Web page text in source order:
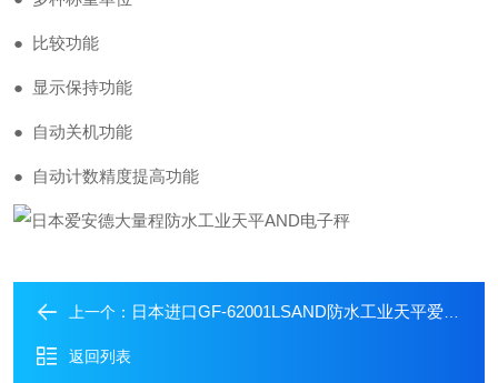
● 比较功能
● 显示保持功能
● 自动关机功能
● 自动计数精度提高功能
上一个： 日本进口GF-62001LSAND防水工业天平爱安德高防护设计电子秤
返回列表